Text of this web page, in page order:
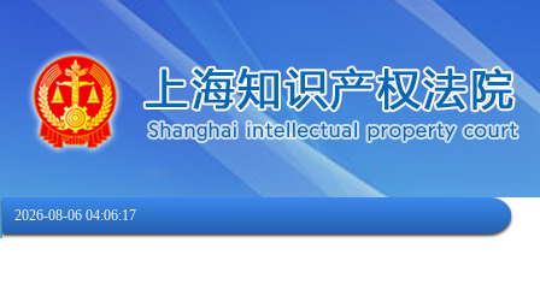
2026-08-06 04:06:18